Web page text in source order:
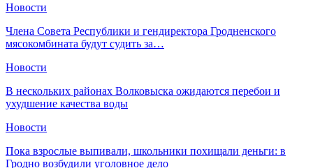
Новости
Члена Совета Республики и гендиректора Гродненского
мясокомбината будут судить за…
Новости
В нескольких районах Волковыска ожидаются перебои и
ухудшение качества воды
Новости
Пока взрослые выпивали, школьники похищали деньги: в
Гродно возбудили уголовное дело